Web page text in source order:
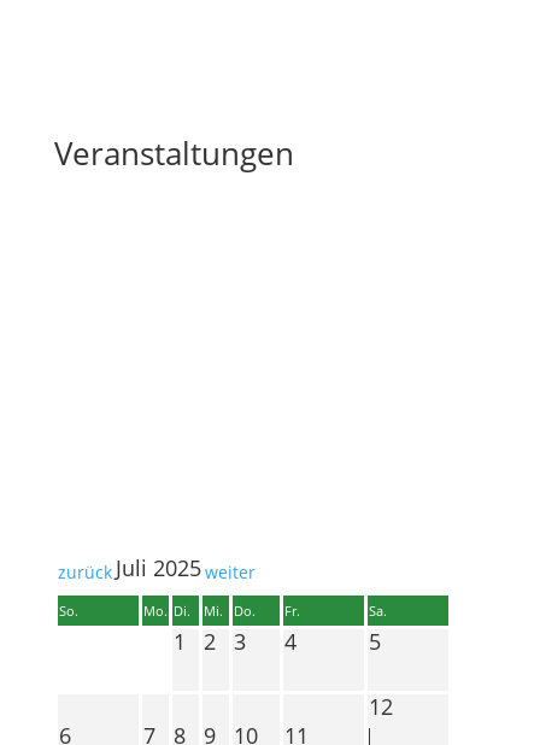
Veranstaltungen
zurück Juli 2025weiter
So. Mo. Di. Mi. Do. Fr. Sa.
1 2 3 4 5
6 7 8 9 10 11
12